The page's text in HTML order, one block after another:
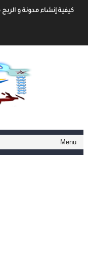
كيفية إنشاء مدونة و
أهم الأدوات الأساسية في
العمل الحر على الأنترنت